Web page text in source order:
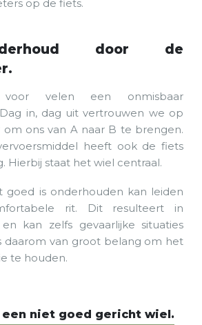
op de fiets.
door de
velen een onmisbaar
in, dag uit vertrouwen we op
ons van A naar B te brengen.
heeft ook de fiets
Hierbij staat het wiel centraal.
goed is onderhouden kan leiden
rit. Dit resulteert in
kan zelfs gevaarlijke situaties
daarom van groot belang om het
te houden.
een niet goed gericht wiel.